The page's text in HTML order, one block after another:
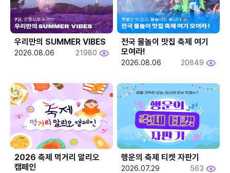
우리만의 SUMMER VIBES
2026.08.06 21980
전국 물놀이 맛집 축제 여기
모여라!
2026.08.06 20849
2026 축제 먹거리 알리오
캠페인
행운의 축제 티켓 자판기
2026.07.29 563